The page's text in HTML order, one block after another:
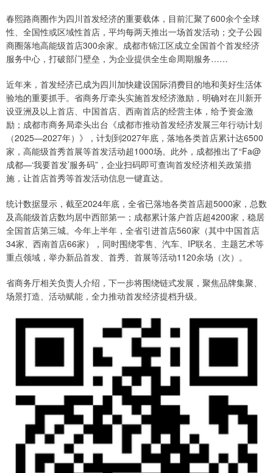
春熙路商圈作为四川首发经济的重要载体，目前汇聚了600余个全球
性、全国性或区域性首店，平均每两天推出一场首发活动；交子公园
商圈落地高能级首店300余家。成都市锦江区成立全国首个首发经济
服务中心，打破部门壁垒，为企业提供全生命周期服务……
近年来，首发经济已成为四川加快建设国际消费目的地和美好生活体
验地的重要抓手。省商务厅牵头实施首发经济激励，明确对在川新开
设亚洲及以上首店、中国首店、西南首店的经营主体，给予资金激
励；成都市商务局牵头出台《成都市推动首发经济发展三年行动计划
（2025—2027年）》，计划到2027年底，落地各类首店累计达6500
家，高能级首秀首展等首发活动超1000场。此外，成都推出了“Fa@
成都—‘我要首发’服务码”，企业扫码即可查询首发经济相关政策措
施，让首店首秀等首发活动信息一键直达。
统计数据显示，截至2024年底，全省已落地各类首店超5000家，总数
及高能级首店数均居中西部第一；成都累计落户首店超4200家，稳居
全国首店第三城。今年上半年，全省引进首店560家（其中中国首店
34家、西南首店66家），同时围绕零售、汽车、IP联名、主题艺术等
重点领域，举办新品首发、首秀、首展等活动1120余场（次）。
省商务厅相关负责人介绍，下一步将围绕链式发展，聚焦品牌集聚、
场景打造、活动赋能，全力推动首发经济提档升级。